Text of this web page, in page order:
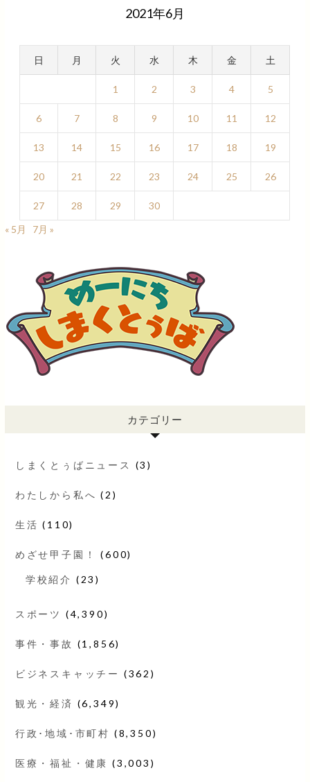
2021年6月
日 月 火 水 木 金 土
1 2 3 4 5
6 7 8 9 10 11 12
13 14 15 16 17 18 19
20 21 22 23 24 25 26
27 28 29
30
« 5月
7月 »
カテゴリー
しまくとぅばニュース (3)
わたしから私へ (2)
生活 (110)
めざせ甲子園！ (600)
学校紹介 (23)
スポーツ (4,390)
事件・事故 (1,856)
ビジネスキャッチー (362)
観光・経済 (6,349)
行政･地域･市町村 (8,350)
医療・福祉・健康 (3,003)